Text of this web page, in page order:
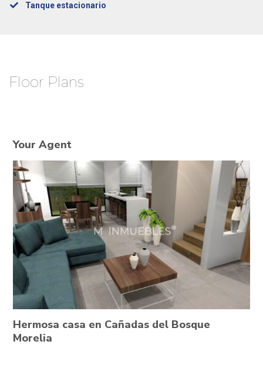
Tanque estacionario
Floor Plans
Your Agent
Hermosa casa en Cañadas del Bosque
Morelia